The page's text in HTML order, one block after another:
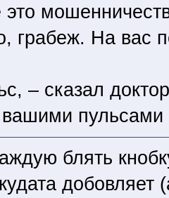
это
грабеж. На вас
– сказал
блять
добовляет